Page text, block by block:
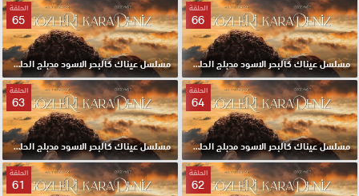
الحلقة
66
مسلسل عيناك كالبحر الاسود مدبلج الحلقة 66 HD
الحلقة
65
مسلسل عيناك كالبحر الاسود مدبلج الحلقة 65 HD
الحلقة
64
مسلسل عيناك كالبحر الاسود مدبلج الحلقة 64 HD
الحلقة
63
مسلسل عيناك كالبحر الاسود مدبلج الحلقة 63 HD
الحلقة
62
الحلقة
61